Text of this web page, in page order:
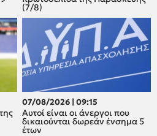
(7/8)
07/08/2026 | 09:15
Αυτοί είναι οι άνεργοι που
δικαιούνται δωρεάν ένσημα 5
έτων